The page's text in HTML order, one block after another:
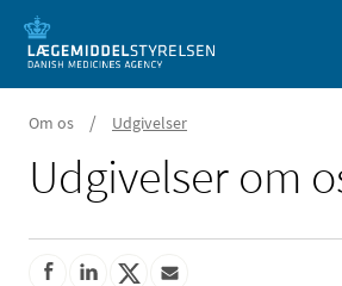
Om os / Udgivelser
Udgivelser om